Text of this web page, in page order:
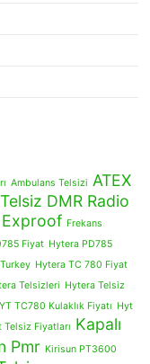
Ambulans Telsizi ATEX
DMR Radio
Exproof Frekans
Fiyat Hytera PD785
Hytera TC 780 Fiyat
Telsizleri Hytera Telsiz
TC780 Kulaklık Fiyatı Hyt
Telsiz Fiyatları Kapalı
Pmr Kirisun PT3600